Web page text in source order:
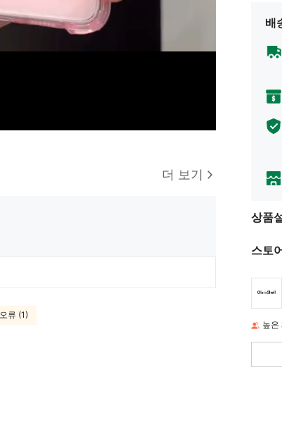
더 보기
류 (1)
배
상품
스토
높은